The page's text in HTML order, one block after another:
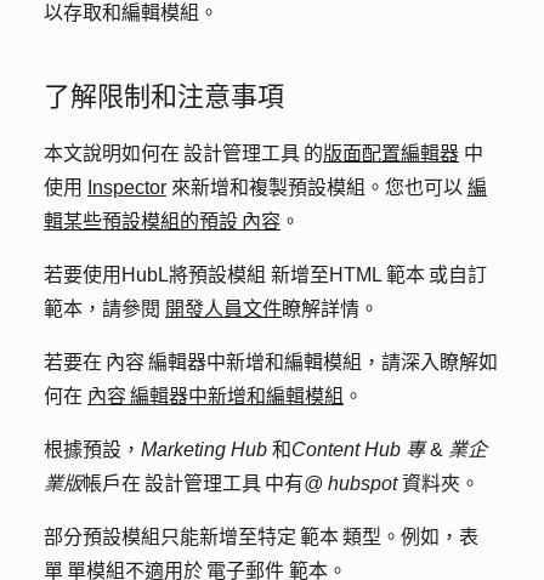
以存取和編輯模組。
了解限制和注意事項
本文說明如何在 設計管理工具 的版面配置編輯器 中
使用
Inspector 來新增和複製預設模組。您也可以 編
輯某些預設模組的預設 內容 。
若要使用HubL將預設模組 新增至HTML 範本 或自訂
範本，請參閱 開發人員文件瞭解詳情。
若要在 內容 編輯器中新增和編輯模組，請深入瞭解如
何在 內容 編輯器中新增和編輯模組 。
根據預設， Marketing Hub 和Content Hub 專& 業企
業版帳戶在 設計管理工具 中有@ hubspot資料夾。
部分預設模組只能新增至特定 範本 類型。例如，表
單 單模組不適用於 電子郵件 範本。